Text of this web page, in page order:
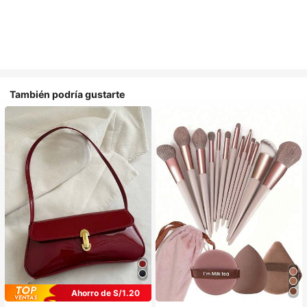
También podría gustarte
Ahorro de S/1.20